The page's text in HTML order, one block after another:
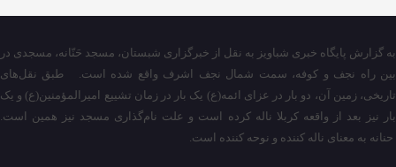
به گزارش پایگاه خبری شباویز به نقل از خبرگزاری شبستان، مسجد حَنّانه، مسجدی در
بین راه نجف و کوفه، سمت شمال نجف اشرف واقع شده است. طبق نقل‌های
تاریخی، زمین آن، دو بار در عزای ائمه(ع) یک بار در زمان تشییع امیرالمؤمنین(ع) و یک
بار نیز بعد از واقعه کربلا ناله کرده است و علت نام‌گذاری مسجد نیز همین است.
حنانه به معنای ناله کننده و نوحه کننده است.